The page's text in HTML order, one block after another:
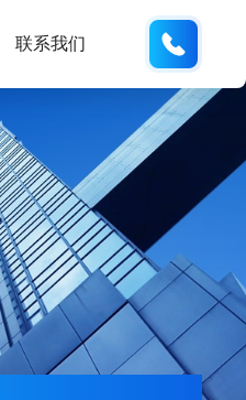
联系我们